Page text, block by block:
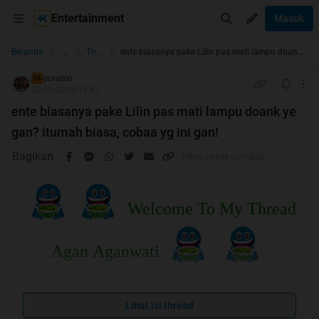
Entertainment Masuk
Beranda ... The Lounge
TS ouranio
ente biasanya pake Lilin pas mati lampu doank ye
gan? itumah biasa, cobaa yg ini gan!
Bagikan
Welcome To My Thread
Agan Aganwati
Lihat isi thread